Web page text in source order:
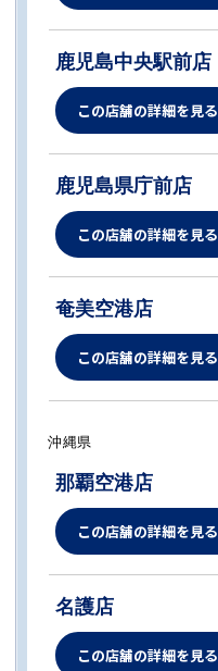
鹿児島中央駅前店
この店舗の詳細を見る
鹿児島県庁前店
この店舗の詳細を見る
奄美空港店
この店舗の詳細を見る
沖縄県
那覇空港店
この店舗の詳細を見る
名護店
この店舗の詳細を見る